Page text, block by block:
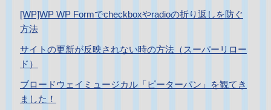
[WP]WP WP Formでcheckboxやradioの折り返しを防ぐ
方法
サイトの更新が反映されない時の方法（スーパーリロー
ド）
ブロードウェイミュージカル「ピーターパン」を観てき
ました！